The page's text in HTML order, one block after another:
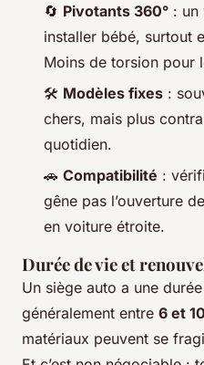
🔄 Pivotants 360° : un
installer bébé, surtout
Moins de torsion pour
🛠️ Modèles fixes :
chers, mais plus
quotidien.
🚗 Compatibilité :
gêne pas l’ouverture
en voiture étroite.
Durée de vie et
Un siège auto a une
généralement entre 6 et
matériaux peuvent se